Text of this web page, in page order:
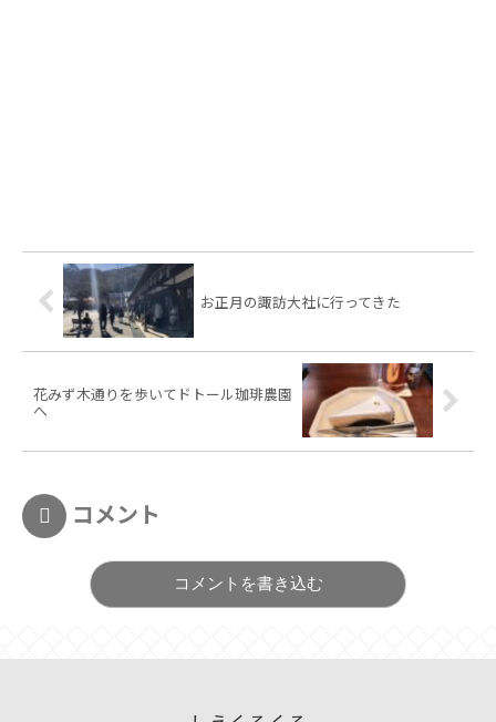
お正月の諏訪大社に行ってきた
花みず木通りを歩いてドトール珈琲農園
へ
コメント
コメントを書き込む